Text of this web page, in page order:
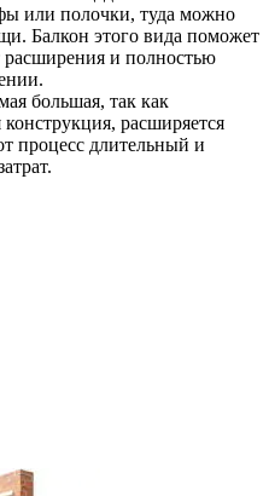
или полочки, туда можно
Балкон этого вида поможет
расширения и полностью
большая, так как
расширяется
процесс длительный и